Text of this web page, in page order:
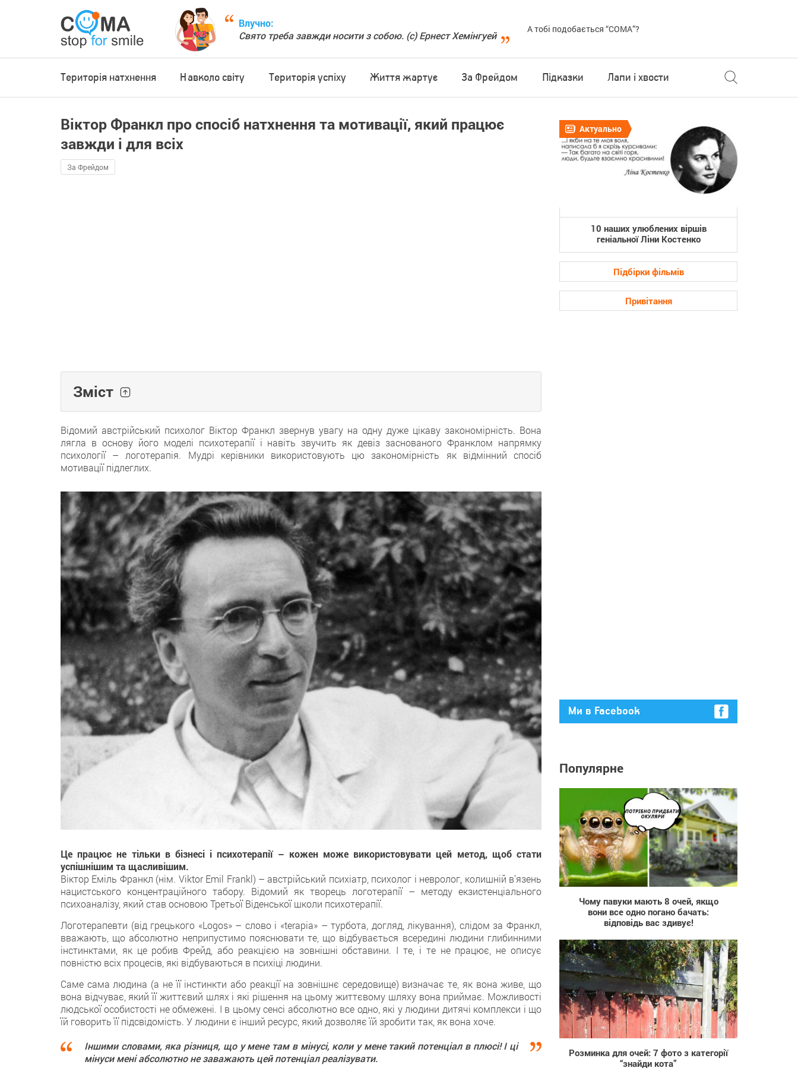
Влучно:
Свято треба завжди носити з собою. (с) Ернест Хемінгуей
А тобі подобається “COMA”?
Територія натхнення Навколо світу Територія успіху Життя жартує За Фрейдом Підказки Лапи і хвости
Віктор Франкл про спосіб натхнення та мотивації, який працює
завжди і для всіх
За Фрейдом
Зміст
Відомий австрійський психолог Віктор Франкл звернув увагу на одну дуже цікаву закономірність. Вона
лягла в основу його моделі психотерапії і навіть звучить як девіз заснованого Франклом напрямку
психології – логотерапія. Мудрі керівники використовують цю закономірність як відмінний спосіб
мотивації підлеглих.
Це працює не тільки в бізнесі і психотерапії – кожен може використовувати цей метод, щоб стати
успішнішим та щасливішим.
Віктор Еміль Франкл (нім. Viktor Emil Frankl) – австрійський психіатр, психолог і невролог, колишній в’язень
нацистського концентраційного табору. Відомий як творець логотерапії – методу екзистенціального
психоаналізу, який став основою Третьої Віденської школи психотерапії.
Логотерапевти (від грецького «Logos» – слово і «terapia» – турбота, догляд, лікування), слідом за Франкл,
вважають, що абсолютно неприпустимо пояснювати те, що відбувається всередині людини глибинними
інстинктами, як це робив Фрейд, або реакцією на зовнішні обставини. І те, і те не працює, не описує
повністю всіх процесів, які відбуваються в психіці людини.
Саме сама людина (а не її інстинкти або реакції на зовнішнє середовище) визначає те, як вона живе, що
вона відчуває, який її життєвий шлях і які рішення на цьому життєвому шляху вона приймає. Можливості
людської особистості не обмежені. І в цьому сенсі абсолютно все одно, які у людини дитячі комплекси і що
їй говорить її підсвідомість. У людини є інший ресурс, який дозволяє їй зробити так, як вона хоче.
Іншими словами, яка різниця, що у мене там в мінусі, коли у мене такий потенціал в плюсі! І ці
мінуси мені абсолютно не заважають цей потенціал реалізувати.
Актуально
10 наших улюблених віршів
геніальної Ліни Костенко
Підбірки фільмів
Привітання
Ми в Facebook
Популярне
225
Чому павуки мають 8 очей, якщо
вони все одно погано бачать:
відповідь вас здивує!
1 051
Розминка для очей: 7 фото з категорії
“знайди кота”